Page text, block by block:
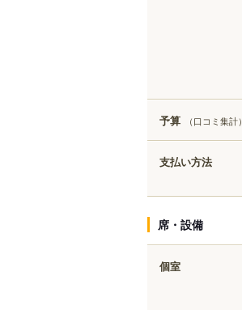
予算 （口コミ集計）
支払い方法
席・設備
個室